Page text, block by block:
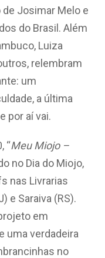
Josimar Melo e
do Brasil. Além
Luiza
relembram
um
a última
por aí vai.
“Meu Miojo –
no Dia do Miojo,
nas Livrarias
e Saraiva (RS).
em
uma verdadeira
no